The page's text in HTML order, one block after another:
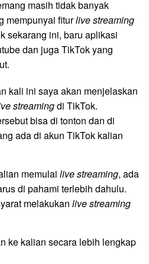
masih tidak banyak
mempunyai fiturlive streaming
sekarang ini, baru aplikasi
dan juga TikTok yang
kali ini saya akan menjelaskan
streamingdi TikTok.
bisa di tonton dan di
ada di akun TikTok kalian
memulai live streaming, ada
di pahami terlebih dahulu.
melakukan livestreaming
ke kalian secara lebih lengkap